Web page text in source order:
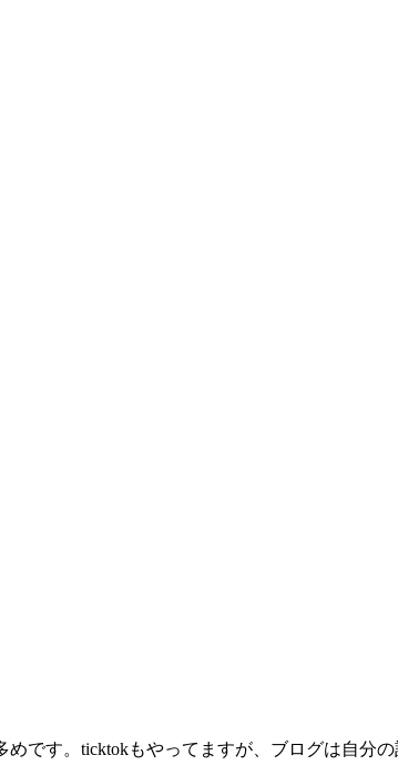
です。ticktokもやってますが、ブログは自分の